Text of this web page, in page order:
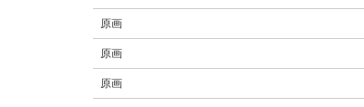
原画
原画
原画